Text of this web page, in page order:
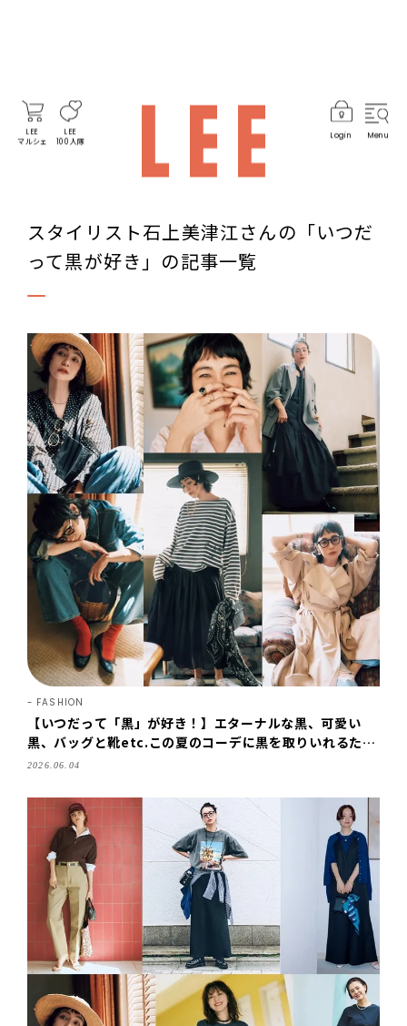
LEE
マルシェ
LEE
100人隊
Login Menu
スタイリスト石上美津江さんの「いつだ
って黒が好き」の記事一覧
FASHION
【いつだって「黒」が好き！】エターナルな黒、可愛い
黒、バッグと靴etc.この夏のコーデに黒を取りいれるため
の５つ方法
2026.06.04